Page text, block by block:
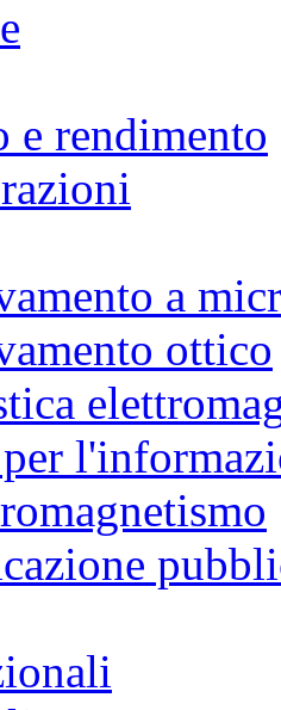
e rendimento
a
ottico